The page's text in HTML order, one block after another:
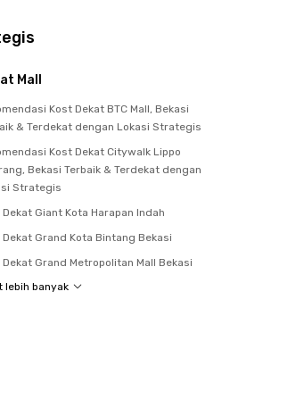
Mall
Kost Dekat BTC Mall, Bekasi
& Terdekat dengan Lokasi Strategis
Kost Dekat Citywalk Lippo
Bekasi Terbaik & Terdekat dengan
Strategis
Giant Kota Harapan Indah
Dekat Grand Kota Bintang Bekasi
Dekat Grand Metropolitan Mall Bekasi
lebih banyak